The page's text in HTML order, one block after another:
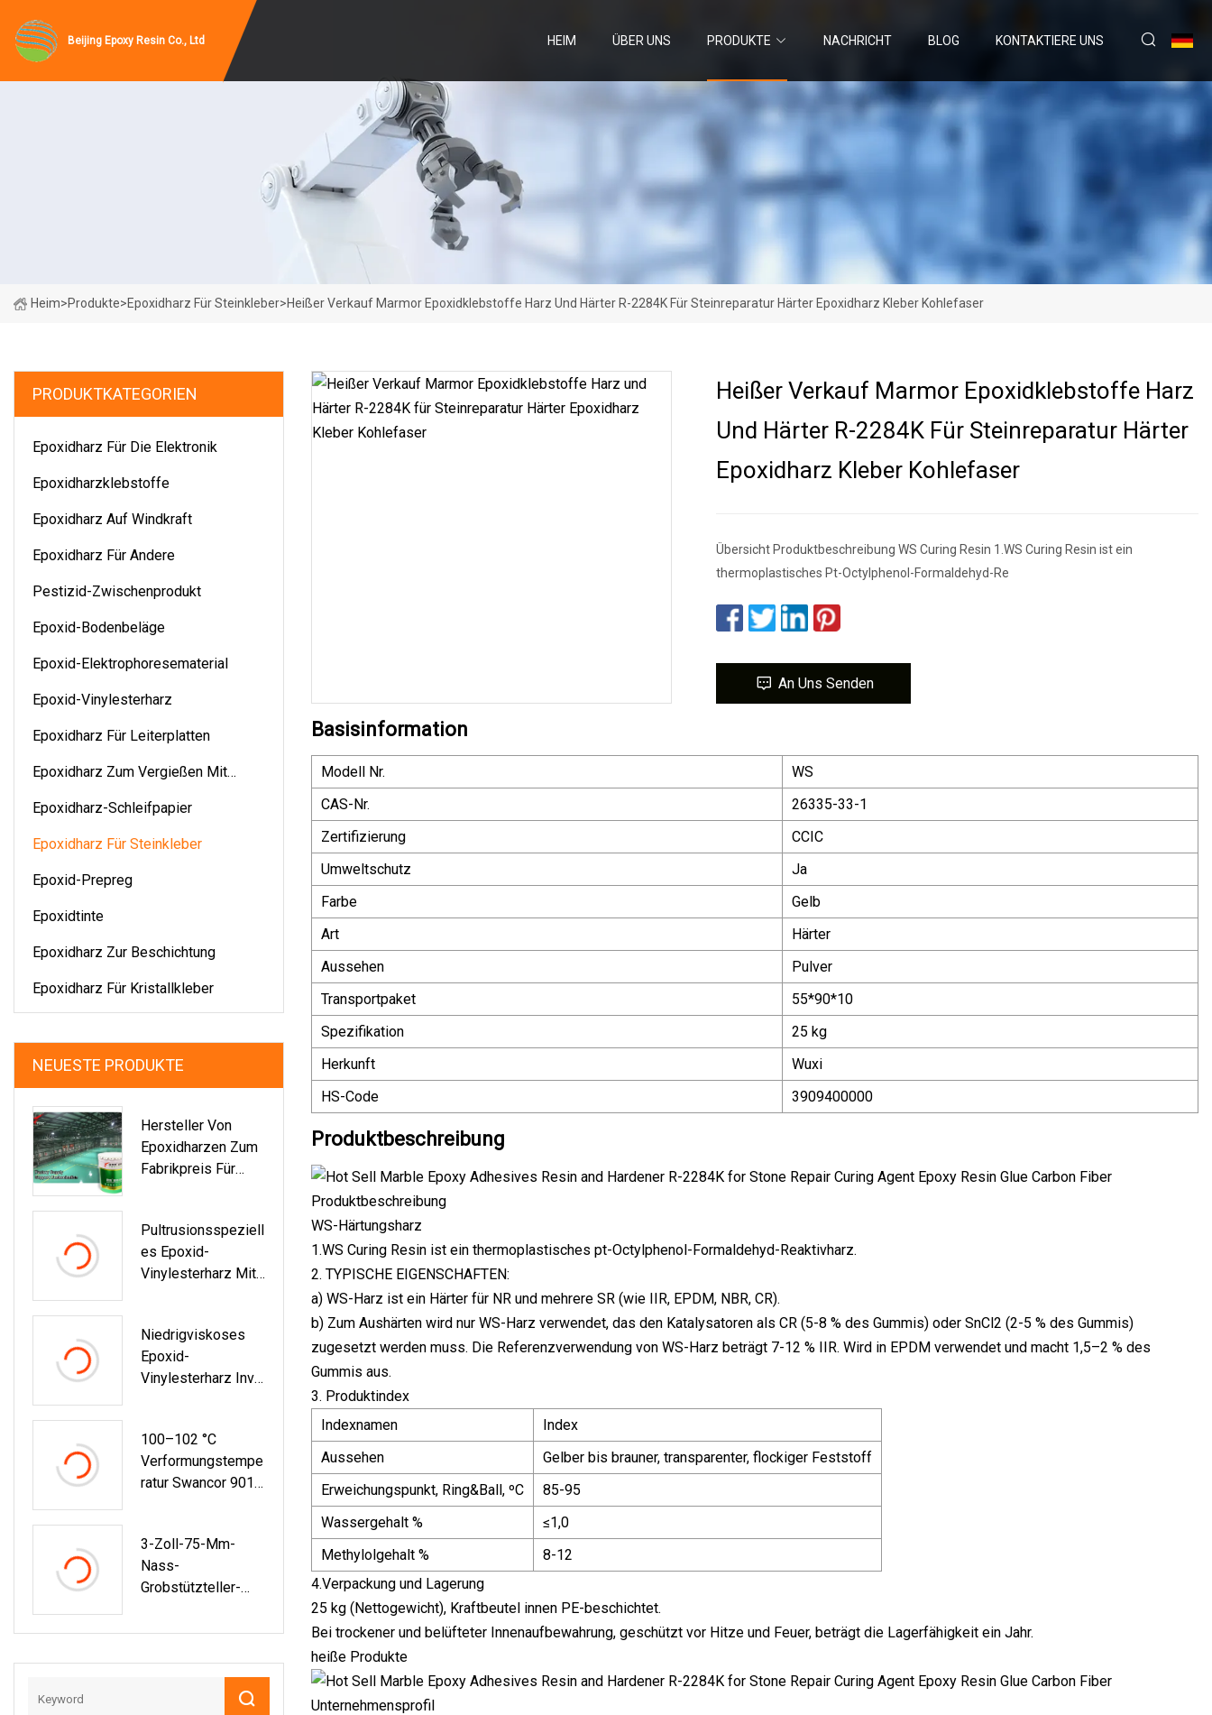
Beijing Epoxy Resin Co., Ltd HEIM ÜBER UNS PRODUKTE NACHRICHT BLOG KONTAKTIERE UNS
Heim>Produkte>Epoxidharz Für Steinkleber>Heißer Verkauf Marmor Epoxidklebstoffe Harz Und Härter R-2284K Für Steinreparatur Härter Epoxidharz Kleber Kohlefaser
PRODUKTKATEGORIEN
Epoxidharz Für Die Elektronik
Epoxidharzklebstoffe
Epoxidharz Auf Windkraft
Epoxidharz Für Andere
Pestizid-Zwischenprodukt
Epoxid-Bodenbeläge
Epoxid-Elektrophoresematerial
Epoxid-Vinylesterharz
Epoxidharz Für Leiterplatten
Epoxidharz Zum Vergießen Mit
Epoxidharz-Schleifpapier
Epoxidharz Für Steinkleber
Epoxid-Prepreg
Epoxidtinte
Epoxidharz Zur Beschichtung
Epoxidharz Für Kristallkleber
NEUESTE PRODUKTE
Hersteller Von
Epoxidharzen Zum
Fabrikpreis Für
Pultrusionsspeziell
Es Epoxid-
Vinylesterharz Mit
Niedrigviskoses
Epoxid-
Vinylesterharz Inv-
Verfahren
100–102 °C
Verformungstempe
Ratur Swancor 901
Glasfaser-
Wassertank
3-Zoll-75-Mm-
Nass-
Grobstützteller-
Pads Zum
Heißer Verkauf Marmor Epoxidklebstoffe Harz
Und Härter R-2284K Für Steinreparatur Härter
Epoxidharz Kleber Kohlefaser
Übersicht Produktbeschreibung WS Curing Resin 1.WS Curing Resin ist ein
thermoplastisches Pt-Octylphenol-Formaldehyd-Re
An Uns Senden
Basisinformation
Modell Nr.
WS
CAS-Nr.
26335-33-1
Zertifizierung
CCIC
Umweltschutz
Ja
Farbe
Gelb
Art
Härter
Aussehen
Pulver
Transportpaket
55*90*10
Spezifikation
25 kg
Herkunft
Wuxi
HS-Code
3909400000
Produktbeschreibung
Produktbeschreibung
WS-Härtungsharz
1.WS Curing Resin ist ein thermoplastisches pt-Octylphenol-Formaldehyd-Reaktivharz.
2. TYPISCHE EIGENSCHAFTEN:
a) WS-Harz ist ein Härter für NR und mehrere SR (wie IIR, EPDM, NBR, CR).
b) Zum Aushärten wird nur WS-Harz verwendet, das den Katalysatoren als CR (5-8 % des Gummis) oder SnCl2 (2-5 % des Gummis)
zugesetzt werden muss. Die Referenzverwendung von WS-Harz beträgt 7-12 % IIR. Wird in EPDM verwendet und macht 1,5–2 % des
Gummis aus.
3. Produktindex
Indexnamen
Index
Aussehen
Gelber bis brauner, transparenter, flockiger Feststoff
Erweichungspunkt, Ring&Ball, ºC
85-95
Wassergehalt %
≤1,0
Methylolgehalt %
8-12
4.Verpackung und Lagerung
25 kg (Nettogewicht), Kraftbeutel innen PE-beschichtet.
Bei trockener und belüfteter Innenaufbewahrung, geschützt vor Hitze und Feuer, beträgt die Lagerfähigkeit ein Jahr.
heiße Produkte
Unternehmensprofil